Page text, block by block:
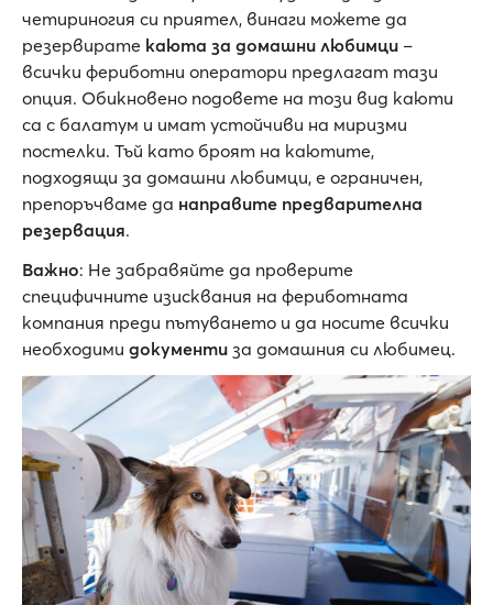
четириногия си приятел, винаги можете да
резервирате каюта за домашни любимци –
всички фериботни оператори предлагат тази
опция. Обикновено подовете на този вид каюти
са с балатум и имат устойчиви на миризми
постелки. Тъй като броят на каютите,
подходящи за домашни любимци, е ограничен,
препоръчваме да направите предварителна
резервация.
Важно: Не забравяйте да проверите
специфичните изисквания на фериботната
компания преди пътуването и да носите всички
необходими документи за домашния си любимец.